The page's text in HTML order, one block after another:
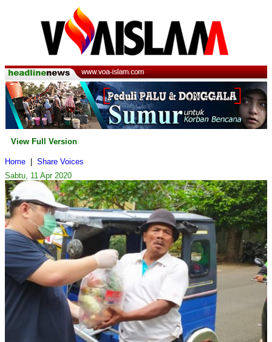
View Full Version
Home
Share Voices
Sabtu, 11 Apr 2020